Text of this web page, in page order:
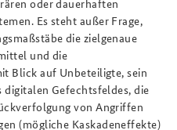
Es steht außer Frage,
die zielgenaue
und die
Blick auf Unbeteiligte, sein
digitalen Gefechtsfeldes, die
von Angriffen
(mögliche Kaskadeneffekte)